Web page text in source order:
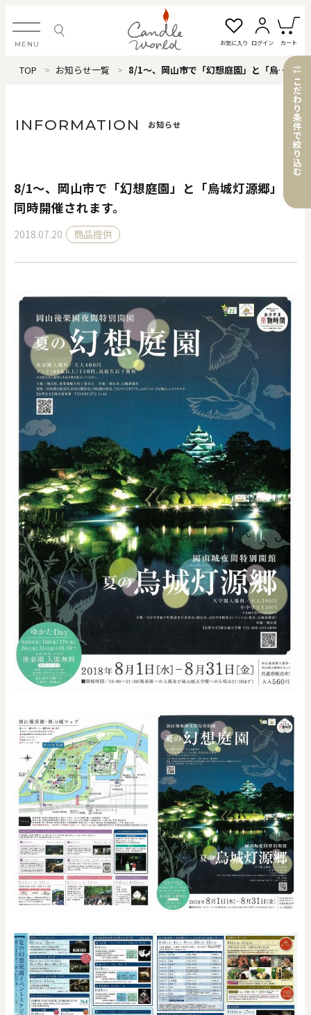
MENU お気に入り ログイン カート
ログイン・新規会員登録
すべてのアイテム
カテゴリから探す
価格で探す
0
OK
色で探す
お買い物ガイド 企業情報 お知らせ お問い合わせ
TOP お知らせ一覧 8/1～、岡山市で「幻想庭園」と「烏城灯源郷」が同時開催されます。
INFORMATION お知らせ
8/1～、岡山市で「幻想庭園」と「烏城灯源郷」が
同時開催されます。
2018.07.20 商品提供
こ
だ
わ
り
条
件
で
絞
り
込
む